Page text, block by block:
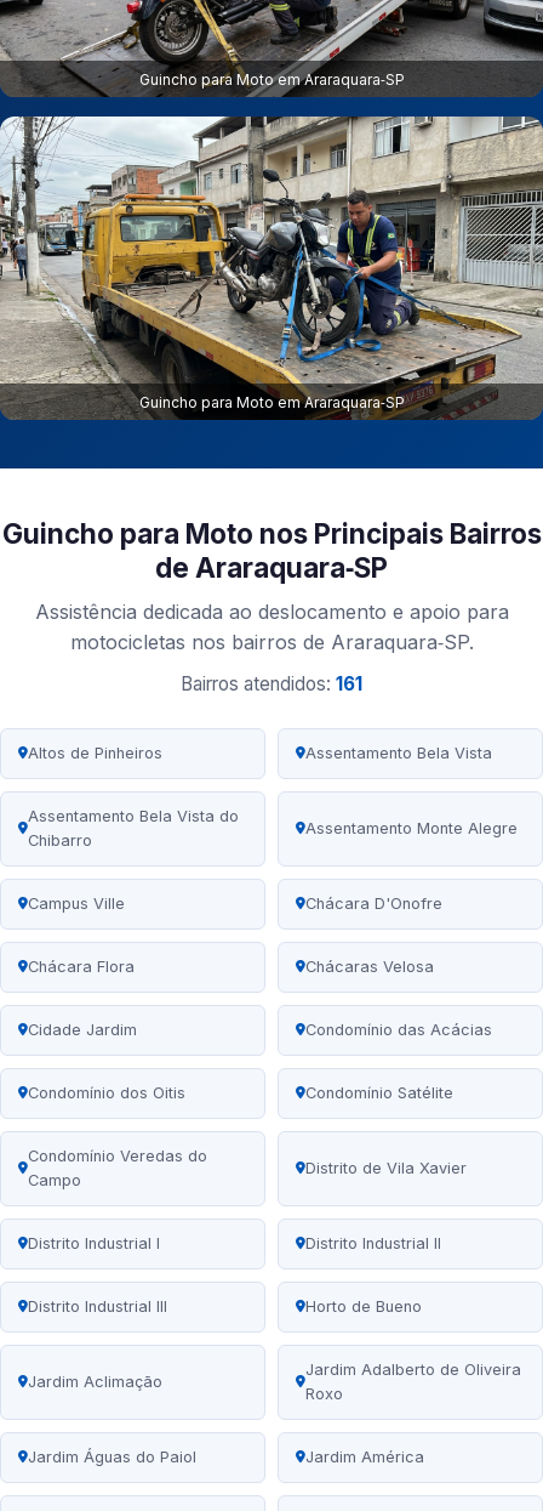
Guincho para Moto em Araraquara‑SP
Guincho para Moto em Araraquara‑SP
Guincho para Moto nos Principais Bairros
de Araraquara‑SP
Assistência dedicada ao deslocamento e apoio para
motocicletas nos bairros de Araraquara‑SP.
Bairros atendidos: 161
Altos de Pinheiros Assentamento Bela Vista
Assentamento Bela Vista do
Chibarro
Assentamento Monte Alegre
Campus Ville Chácara D'Onofre
Chácara Flora Chácaras Velosa
Cidade Jardim Condomínio das Acácias
Condomínio dos Oitis Condomínio Satélite
Condomínio Veredas do
Campo
Distrito de Vila Xavier
Distrito Industrial I Distrito Industrial II
Distrito Industrial III Horto de Bueno
Jardim Aclimação
Jardim Adalberto de Oliveira
Roxo
Jardim Águas do Paiol Jardim América